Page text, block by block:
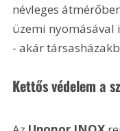
névleges
üzemi nyomásával
- akár
Kettős védelem a